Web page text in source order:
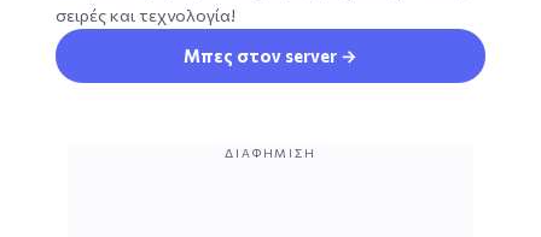
σειρές και τεχνολογία!
Μπες στον server →
ΔΙΑΦΉΜΙΣΗ